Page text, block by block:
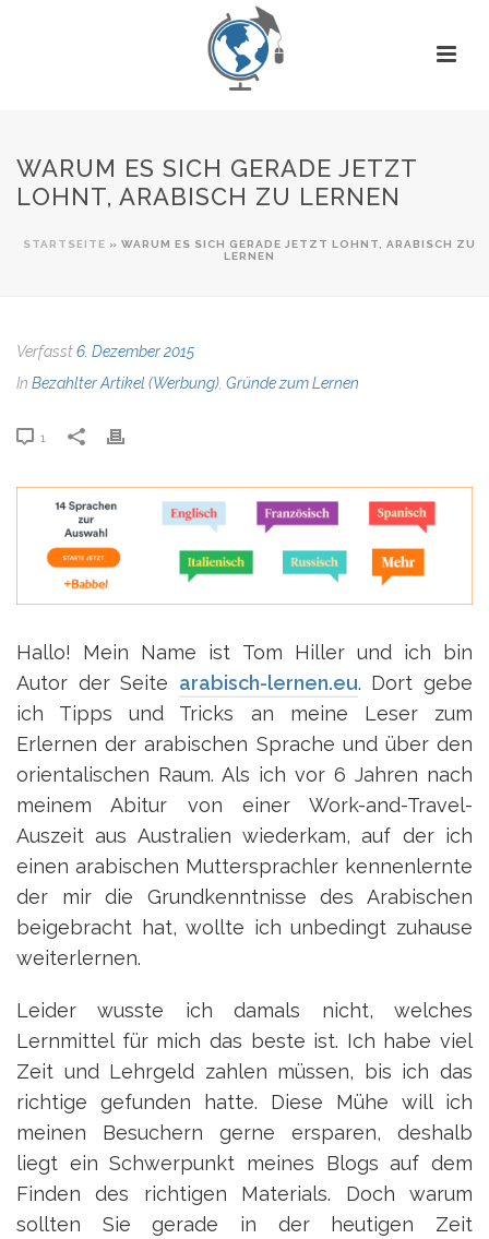
WARUM ES SICH GERADE JETZT
LOHNT, ARABISCH ZU LERNEN
STARTSEITE » WARUM ES SICH GERADE JETZT LOHNT, ARABISCH ZU
LERNEN
Verfasst6. Dezember 2015
In Bezahlter Artikel (Werbung) Gründe zum Lernen
1
Hallo! Mein Name ist Tom Hiller und ich bin
Autor der Seite arabisch-lernen.eu. Dort gebe
ich Tipps und Tricks an meine Leser zum
Erlernen der arabischen Sprache und über den
orientalischen Raum. Als ich vor 6 Jahren nach
meinem Abitur von einer Work-and-Travel-
Auszeit aus Australien wiederkam, auf der ich
einen arabischen Muttersprachler kennenlernte
der mir die Grundkenntnisse des Arabischen
beigebracht hat, wollte ich unbedingt zuhause
weiterlernen.
Leider wusste ich damals nicht, welches
Lernmittel für mich das beste ist. Ich habe viel
Zeit und Lehrgeld zahlen müssen, bis ich das
richtige gefunden hatte. Diese Mühe will ich
meinen Besuchern gerne ersparen, deshalb
liegt ein Schwerpunkt meines Blogs auf dem
Finden des richtigen Materials. Doch warum
sollten Sie gerade in der heutigen Zeit